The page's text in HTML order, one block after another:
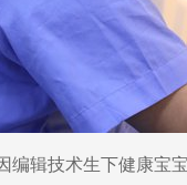
辑技术生下健康宝